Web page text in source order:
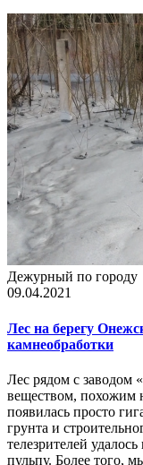
Дежурный по городу
09.04.2021
Лес на берегу
камнеобработки
Лес рядом с заводом
веществом, похожим
появилась просто
грунта и
телезрителей
пульпу. Более того,